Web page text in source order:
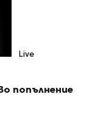
Live
попълнение